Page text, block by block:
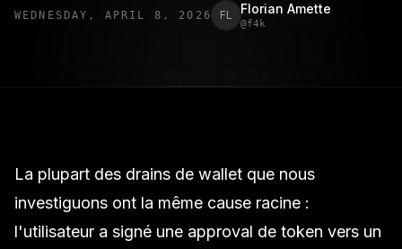
WEDNESDAY, APRIL 8, 2026 FL Florian Amette
@f4k
La plupart des drains de wallet que nous
investiguons ont la même cause racine :
l'utilisateur a signé une approval de token vers un